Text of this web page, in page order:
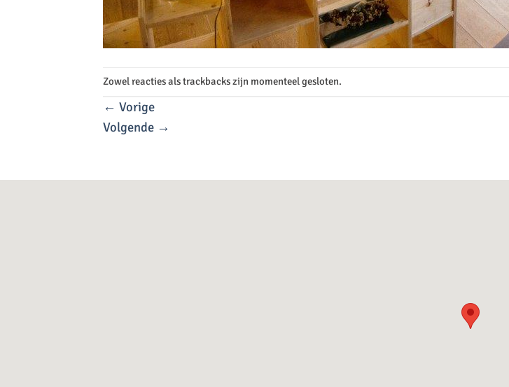
Zowel reacties als trackbacks zijn momenteel gesloten.
← Vorige
Volgende →